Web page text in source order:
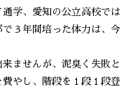
学、愛知の公立高校では
３年間培った体力は、今
ませんが、泥臭く失敗と
やし、階段を１段１段登